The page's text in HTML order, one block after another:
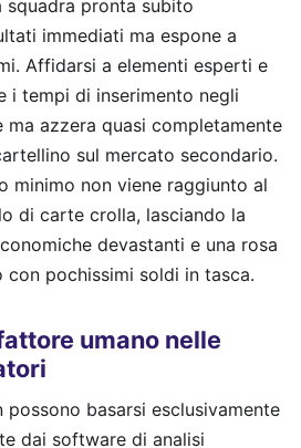
squadra pronta subito
immediati ma espone a
Affidarsi a elementi esperti e
i tempi di inserimento negli
ma azzera quasi completamente
sul mercato secondario.
minimo non viene raggiunto al
di carte crolla, lasciando la
devastanti e una rosa
pochissimi soldi in tasca.
umano nelle
possono basarsi esclusivamente
dai software di analisi